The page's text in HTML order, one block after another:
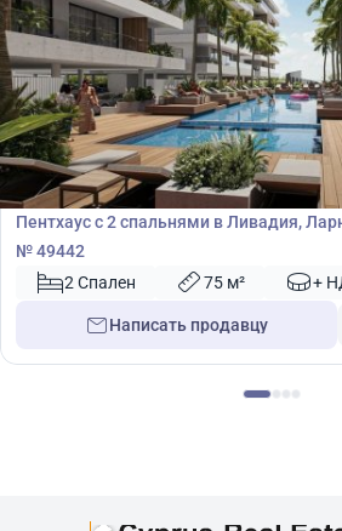
€480 075
Пентхаус
Пентхаус с 2 спальнями в Ливадия,
№ 49442
2 Спален
75 м² +
Написать продавцу